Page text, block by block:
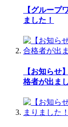
【グループ
ました！
【お知らせ
格者が出ま